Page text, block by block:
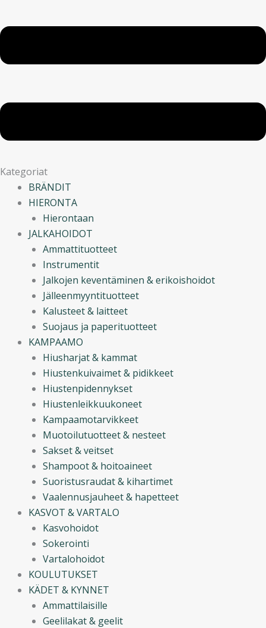
Kategoriat
BRÄNDIT
HIERONTA
Hierontaan
JALKAHOIDOT
Ammattituotteet
Instrumentit
Jalkojen keventäminen & erikoishoidot
Jälleenmyyntituotteet
Kalusteet & laitteet
Suojaus ja paperituotteet
KAMPAAMO
Hiusharjat & kammat
Hiustenkuivaimet & pidikkeet
Hiustenpidennykset
Hiustenleikkuukoneet
Kampaamotarvikkeet
Muotoilutuotteet & nesteet
Sakset & veitset
Shampoot & hoitoaineet
Suoristusraudat & kihartimet
Vaalennusjauheet & hapetteet
KASVOT & VARTALO
Kasvohoidot
Sokerointi
Vartalohoidot
KOULUTUKSET
KÄDET & KYNNET
Ammattilaisille
Geelilakat & geelit